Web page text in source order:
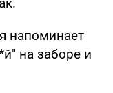
напоминает
на заборе и